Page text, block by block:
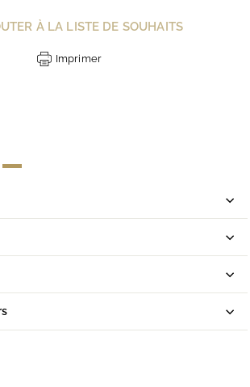
À LA LISTE DE SOUHAITS
Imprimer